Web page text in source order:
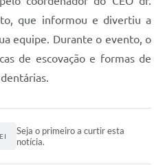
que informou e divertiu a
equipe. Durante o evento, o
de escovação e formas de
Seja o primeiro a curtir esta
notícia.